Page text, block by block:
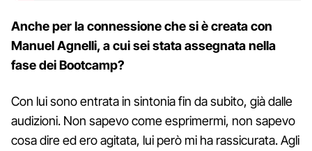
Anche per la connessione che si è creata con
Manuel Agnelli, a cui sei stata assegnata nella
fase dei Bootcamp?
Con lui sono entrata in sintonia fin da subito, già dalle
audizioni. Non sapevo come esprimermi, non sapevo
cosa dire ed ero agitata, lui però mi ha rassicurata. Agli